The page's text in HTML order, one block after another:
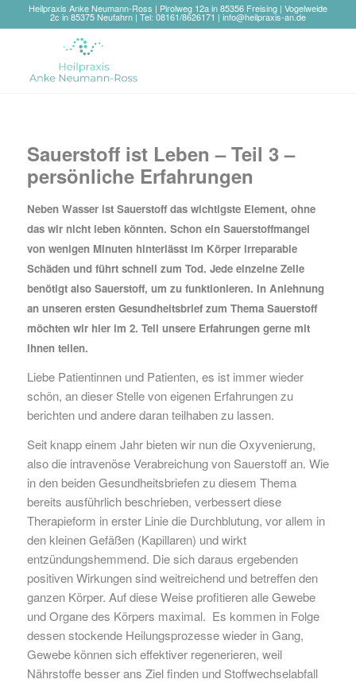
Heilpraxis Anke Neumann-Ross | Pirolweg 12a in 85356 Freising | Vogelweide
2c in 85375 Neufahrn | Tel: 08161/8626171 | info@heilpraxis-an.de
Sauerstoff ist Leben – Teil 3 –
persönliche Erfahrungen
Neben Wasser ist Sauerstoff das wichtigste Element, ohne
das wir nicht leben könnten. Schon ein Sauerstoffmangel
von wenigen Minuten hinterlässt im Körper irreparable
Schäden und führt schnell zum Tod. Jede einzelne Zelle
benötigt also Sauerstoff, um zu funktionieren. In Anlehnung
an unseren ersten Gesundheitsbrief zum Thema Sauerstoff
möchten wir hier im 2. Teil unsere Erfahrungen gerne mit
Ihnen teilen.
Liebe Patientinnen und Patienten, es ist immer wieder
schön, an dieser Stelle von eigenen Erfahrungen zu
berichten und andere daran teilhaben zu lassen.
Seit knapp einem Jahr bieten wir nun die Oxyvenierung,
also die intravenöse Verabreichung von Sauerstoff an. Wie
in den beiden Gesundheitsbriefen zu diesem Thema
bereits ausführlich beschrieben, verbessert diese
Therapieform in erster Linie die Durchblutung, vor allem in
den kleinen Gefäßen (Kapillaren) und wirkt
entzündungshemmend. Die sich daraus ergebenden
positiven Wirkungen sind weitreichend und betreffen den
ganzen Körper. Auf diese Weise profitieren alle Gewebe
und Organe des Körpers maximal. Es kommen in Folge
dessen stockende Heilungsprozesse wieder in Gang,
Gewebe können sich effektiver regenerieren, weil
Nährstoffe besser ans Ziel finden und Stoffwechselabfall